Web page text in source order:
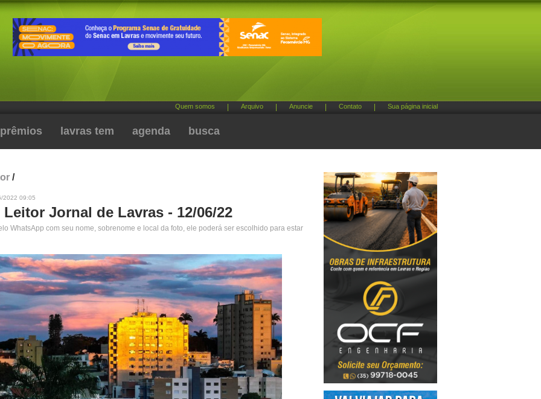
Quem somos Arquivo Anuncie Contato Sua página inicial
prêmios lavras tem agenda busca
/
2022 09:05
Jornal de Lavras - 12/06/22
WhatsApp com seu nome, sobrenome e local da foto, ele poderá ser escolhido para estar